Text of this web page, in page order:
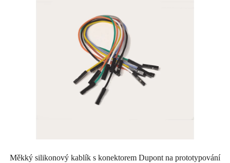
Měkký silikonový kablík s konektorem Dupont na prototypování